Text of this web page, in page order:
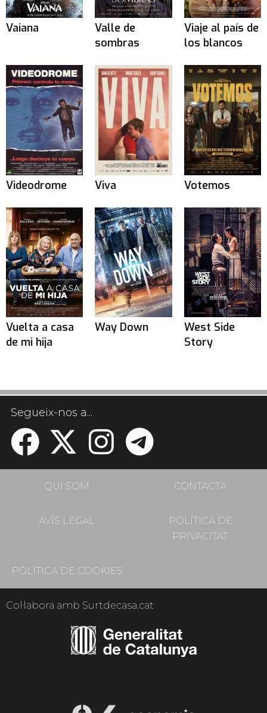
Vaiana
Valle de
sombras
Viaje al país de
los blancos
Videodrome Viva Votemos
Vuelta a casa
de mi hija
Way Down
West Side
Story
Segueix-nos a...
QUI SOM CONTACTA
AVÍS LEGAL
POLÍTICA DE
PRIVACITAT
POLÍTICA DE COOKIES
Col·labora amb Surtdecasa.cat